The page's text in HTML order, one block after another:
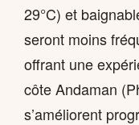
29°C) et
seront moins
offrant une
côte Andaman
s’améliorent